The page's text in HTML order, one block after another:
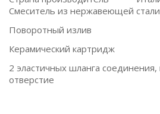
Смеситель из нержавеющей
Поворотный излив
Керамический картридж
2 эластичных шланга
отверстие